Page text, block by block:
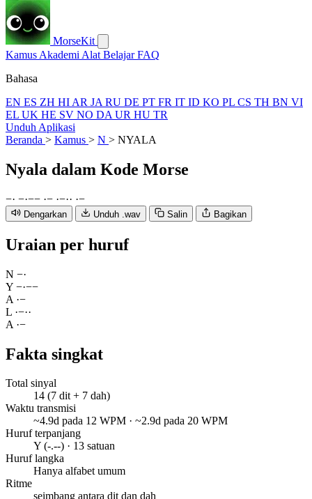
MorseKit
Kamus Akademi Alat BelajarFAQ
Bahasa
EN ES ZH HI AR JA RU DE PT FR IT ID KO PL CS TH BN VI
EL UK HE SV NO DA UR HU TR
Unduh Aplikasi
Beranda > Kamus > N > NYALA
Nyala dalam Kode Morse
−· −·−− ·− ·−·· ·−
Dengarkan Unduh .wav Salin Bagikan
Uraian per huruf
N −·
Y −·−−
A ·−
L ·−··
A ·−
Fakta singkat
Total sinyal
14 (7 dit + 7 dah)
Waktu transmisi
~4.9d pada 12 WPM · ~2.9d pada 20 WPM
Huruf terpanjang
Y (-.--) · 13 satuan
Huruf langka
Hanya alfabet umum
Ritme
seimbang antara dit dan dah